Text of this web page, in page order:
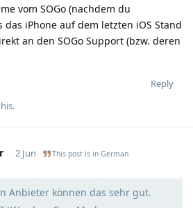
vom SOGo (nachdem du
iPhone auf dem letzten iOS Stand
an den SOGo Support (bzw. deren
Reply
.
Moolevel 58
2 Jun This post is in German
Anbieter können das sehr gut.